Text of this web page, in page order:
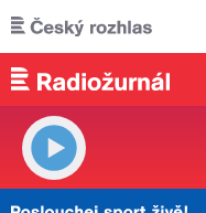
Přejít k hlavnímu obsahu